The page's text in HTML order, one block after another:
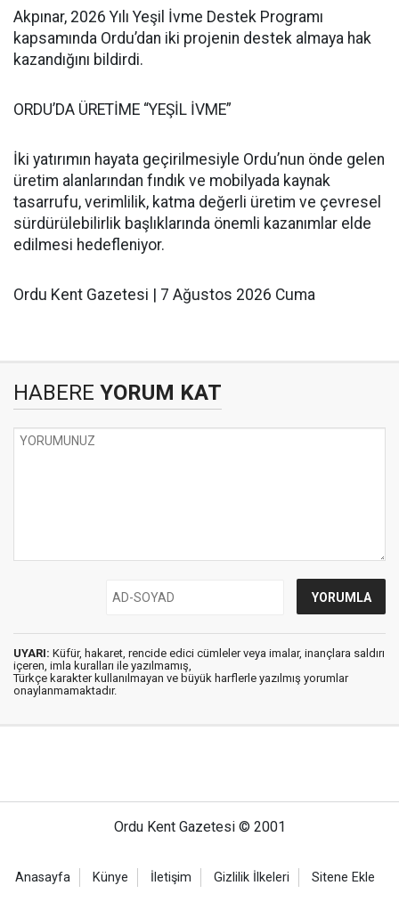
Akpınar, 2026 Yılı Yeşil İvme Destek Programı
kapsamında Ordu’dan iki projenin destek almaya hak
kazandığını bildirdi.
ORDU’DA ÜRETİME “YEŞİL İVME”
İki yatırımın hayata geçirilmesiyle Ordu’nun önde gelen
üretim alanlarından fındık ve mobilyada kaynak
tasarrufu, verimlilik, katma değerli üretim ve çevresel
sürdürülebilirlik başlıklarında önemli kazanımlar elde
edilmesi hedefleniyor.
Ordu Kent Gazetesi | 7 Ağustos 2026 Cuma
HABERE YORUM KAT
UYARI: Küfür, hakaret, rencide edici cümleler veya imalar, inançlara saldırı
içeren, imla kuralları ile yazılmamış,
Türkçe karakter kullanılmayan ve büyük harflerle yazılmış yorumlar
onaylanmamaktadır.
Ordu Kent Gazetesi © 2001
Anasayfa Künye İletişim Gizlilik İlkeleri Sitene Ekle